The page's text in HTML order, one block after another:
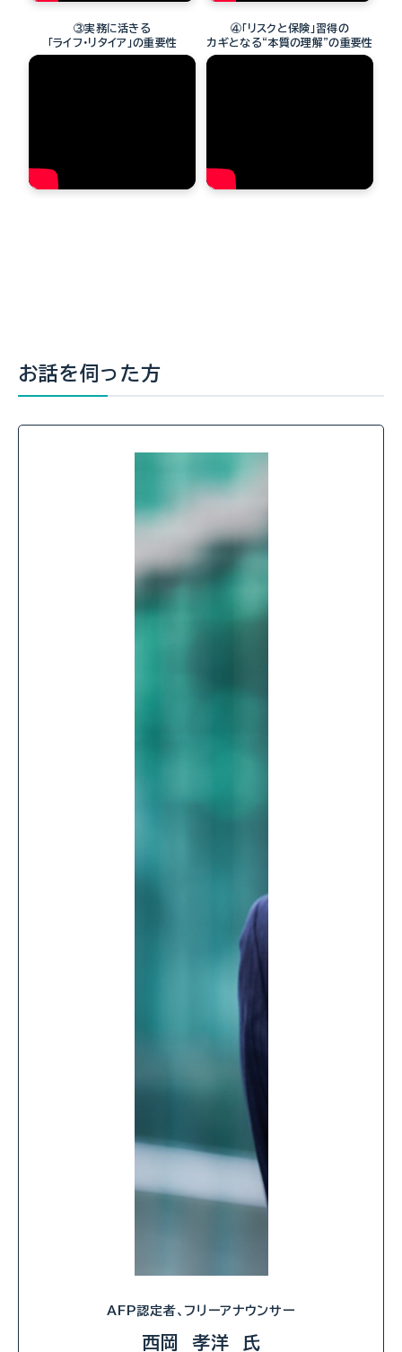
③実務に活きる
「ライフ・リタイア」の重要性
④「リスクと保険」習得の
カギとなる“本質の理解”の重要性
お話を伺った方
AFP認定者、フリーアナウンサー
西岡 孝洋 氏